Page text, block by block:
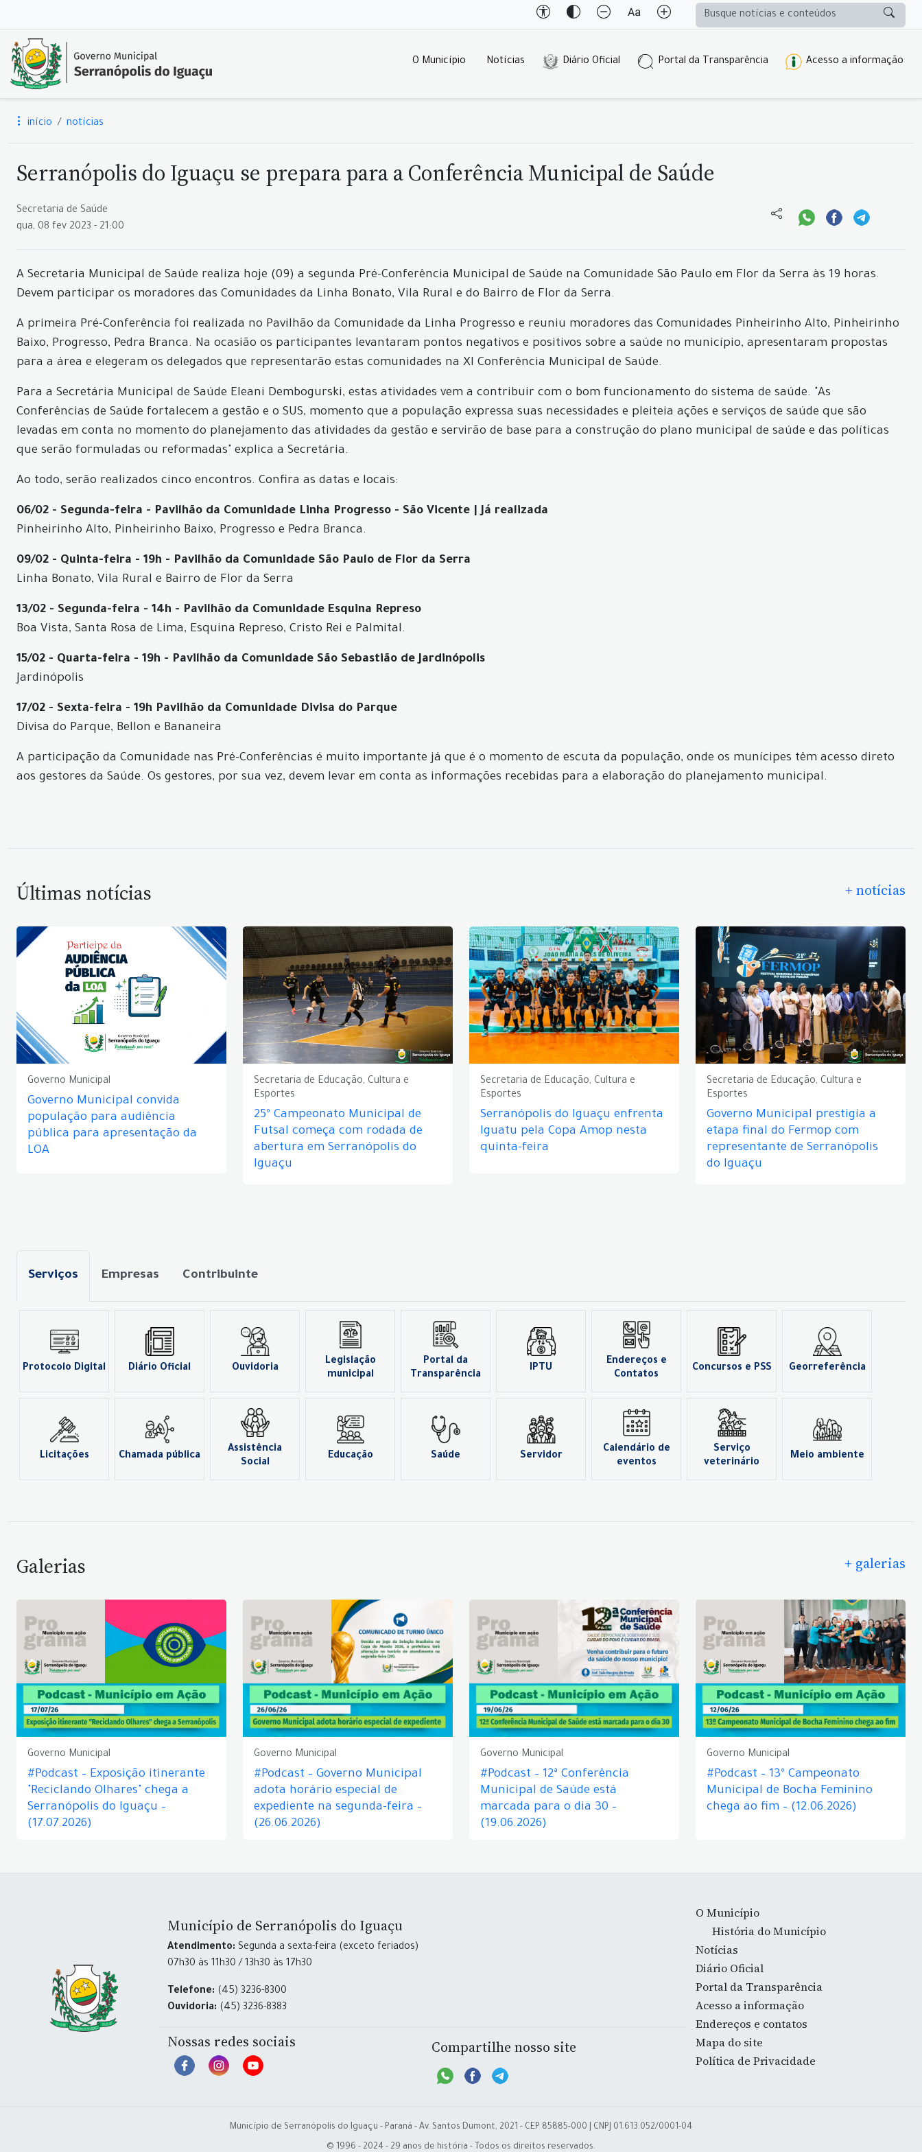
O Município Notícias Diário Oficial Portal da Transparência Acesso a informação
início notícias
Serranópolis do Iguaçu se prepara para a Conferência Municipal de Saúde
Secretaria de Saúde
qua, 08 fev 2023 - 21:00
A Secretaria Municipal de Saúde realiza hoje (09) a segunda Pré-Conferência Municipal de Saúde na Comunidade São Paulo em Flor da Serra às 19 horas.
Devem participar os moradores das Comunidades da Linha Bonato, Vila Rural e do Bairro de Flor da Serra.
A primeira Pré-Conferência foi realizada no Pavilhão da Comunidade da Linha Progresso e reuniu moradores das Comunidades Pinheirinho Alto, Pinheirinho
Baixo, Progresso, Pedra Branca. Na ocasião os participantes levantaram pontos negativos e positivos sobre a saúde no município, apresentaram propostas
para a área e elegeram os delegados que representarão estas comunidades na XI Conferência Municipal de Saúde.
Para a Secretária Municipal de Saúde Eleani Dembogurski, estas atividades vem a contribuir com o bom funcionamento do sistema de saúde. "As
Conferências de Saúde fortalecem a gestão e o SUS, momento que a população expressa suas necessidades e pleiteia ações e serviços de saúde que são
levadas em conta no momento do planejamento das atividades da gestão e servirão de base para a construção do plano municipal de saúde e das políticas
que serão formuladas ou reformadas" explica a Secretária.
Ao todo, serão realizados cinco encontros. Confira as datas e locais:
06/02 - Segunda-feira - Pavilhão da Comunidade Linha Progresso - São Vicente | Já realizada
Pinheirinho Alto, Pinheirinho Baixo, Progresso e Pedra Branca.
09/02 - Quinta-feira - 19h - Pavilhão da Comunidade São Paulo de Flor da Serra
Linha Bonato, Vila Rural e Bairro de Flor da Serra
13/02 - Segunda-feira - 14h - Pavilhão da Comunidade Esquina Represo
Boa Vista, Santa Rosa de Lima, Esquina Represo, Cristo Rei e Palmital.
15/02 - Quarta-feira - 19h - Pavilhão da Comunidade São Sebastião de Jardinópolis
Jardinópolis
17/02 - Sexta-feira - 19h Pavilhão da Comunidade Divisa do Parque
Divisa do Parque, Bellon e Bananeira
A participação da Comunidade nas Pré-Conferências é muito importante já que é o momento de escuta da população, onde os munícipes têm acesso direto
aos gestores da Saúde. Os gestores, por sua vez, devem levar em conta as informações recebidas para a elaboração do planejamento municipal.
Últimas notícias + notícias
Governo Municipal
Governo Municipal convida
população para audiência
pública para apresentação da
LOA
Secretaria de Educação, Cultura e
Esportes
25º Campeonato Municipal de
Futsal começa com rodada de
abertura em Serranópolis do
Iguaçu
Secretaria de Educação, Cultura e
Esportes
Serranópolis do Iguaçu enfrenta
Iguatu pela Copa Amop nesta
quinta-feira
Secretaria de Educação, Cultura e
Esportes
Governo Municipal prestigia a
etapa final do Fermop com
representante de Serranópolis
do Iguaçu
Serviços Empresas Contribuinte
Protocolo Digital Diário Oficial Ouvidoria
Legislação
municipal
Portal da
Transparência
IPTU
Endereços e
Contatos
Concursos e PSS Georreferência
Licitações Chamada pública
Assistência
Social
Educação Saúde Servidor
Calendário de
eventos
Serviço
veterinário
Meio ambiente
Galerias + galerias
Governo Municipal
#Podcast – Exposição itinerante
"Reciclando Olhares" chega a
Serranópolis do Iguaçu –
(17.07.2026)
Governo Municipal
#Podcast – Governo Municipal
adota horário especial de
expediente na segunda-feira –
(26.06.2026)
Governo Municipal
#Podcast – 12ª Conferência
Municipal de Saúde está
marcada para o dia 30 –
(19.06.2026)
Governo Municipal
#Podcast – 13º Campeonato
Municipal de Bocha Feminino
chega ao fim – (12.06.2026)
Município de Serranópolis do Iguaçu
Atendimento: Segunda a sexta-feira (exceto feriados)
07h30 às 11h30 / 13h30 às 17h30
Telefone: (45) 3236-8300
Ouvidoria: (45) 3236-8383
Nossas redes sociais Compartilhe nosso site
O Município
História do Município
Notícias
Diário Oficial
Portal da Transparência
Acesso a informação
Endereços e contatos
Mapa do site
Política de Privacidade
Município de Serranópolis do Iguaçu - Paraná - Av. Santos Dumont, 2021 - CEP 85885-000 | CNPJ 01.613.052/0001-04
© 1996 - 2024 - 29 anos de história - Todos os direitos reservados.